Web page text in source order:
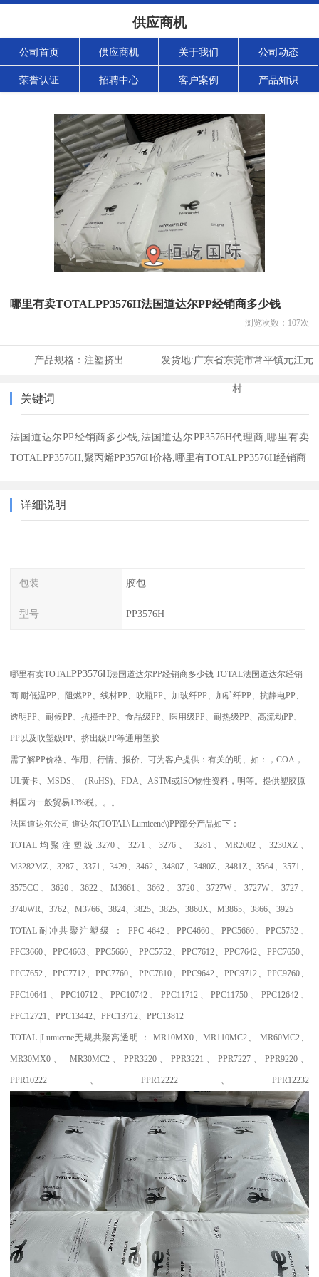
供应商机
公司首页 供应商机 关于我们 公司动态
荣誉认证 招聘中心 客户案例 产品知识
哪里有卖TOTALPP3576H法国道达尔PP经销商多少钱
浏览次数： 107次
产品规格： 注塑挤出 发货地:广东省东莞市常平镇元江元
村
关键词
法国道达尔PP经销商多少钱,法国道达尔PP3576H代理商,哪里有卖
TOTALPP3576H,聚丙烯PP3576H价格,哪里有TOTALPP3576H经销商
详细说明
包装 胶包
型号 PP3576H
哪里有卖TOTALPP3576H法国道达尔PP经销商多少钱 TOTAL法国道达尔经销
商 耐低温PP、阻燃PP、线材PP、吹瓶PP、加玻纤PP、加矿纤PP、抗静电PP、
透明PP、耐候PP、抗撞击PP、食品级PP、医用级PP、耐热级PP、高流动PP、
PP以及吹塑级PP、挤出级PP等通用塑胶
需了解PP价格、作用、行情、报价、可为客户提供：有关的明、如：，COA，
UL黄卡、MSDS、（RoHS)、FDA、ASTM或ISO物性资料，明等。提供塑胶原
料国内一般贸易13%税。。。
法国道达尔公司 道达尔(TOTAL\ Lumicene\)PP部分产品如下：
TOTAL 均聚注塑级 :3270、 3271 、3276 、 3281 、 MR2002、3230XZ 、
M3282MZ、3287、3371 、3429、3462、3480Z、3480Z、3481Z、3564、3571 、
3575CC 、 3620、3622 、 M3661 、3662 、 3720、3727W 、 3727W、 3727、
3740WR、3762、M3766、3824、3825、3825、3860X、M3865、3866、3925
TOTAL 耐冲共聚注塑级 ：PPC 4642 、PPC4660 、 PPC5660、PPC5752 、
PPC3660、PPC4663、PPC5660、 PPC5752、 PPC7612、 PPC7642、 PPC7650、
PPC7652、PPC7712、PPC7760、 PPC7810、 PPC9642、 PPC9712、 PPC9760、
PPC10641 、 PPC10712、PPC10742 、 PPC11712、PPC11750 、 PPC12642、
PPC12721、PPC13442、PPC13712、PPC13812
TOTAL |Lumicene无规共聚高透明 ： MR10MX0、MR110MC2、 MR60MC2、
MR30MX0 、MR30MC2 、PPR3220 、 PPR3221 、 PPR7227、 PPR9220、
PPR10222 、 PPR12222 、 PPR12232